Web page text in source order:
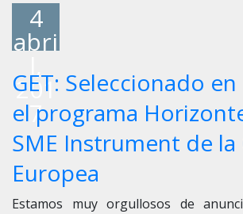
4
abri
201
7
GET: Seleccionado en
el programa
SME Instrument de
Europea
Estamos muy orgullosos de